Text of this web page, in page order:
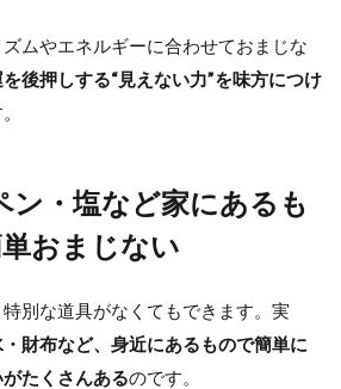
ムやエネルギーに合わせておまじな
後押しする“見えない力”を味方につけ
ン・塩など家にあるも
おまじない
別な道具がなくてもできます。実
財布など、身近にあるもので簡単に
たくさんあるのです。